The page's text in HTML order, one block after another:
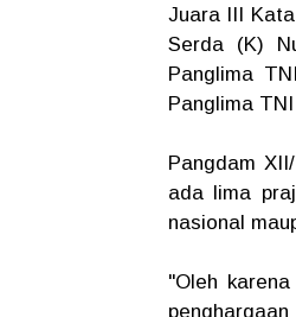
Juara lII
Serda (K)
Panglima
Panglima
Pangdam
ada lima
nasional
"Oleh